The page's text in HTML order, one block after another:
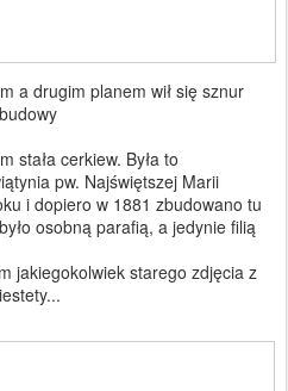
a drugim planem wił się sznur
stała cerkiew. Była to
pw. Najświętszej Marii
i dopiero w 1881 zbudowano tu
osobną parafią, a jedynie filią
jakiegokolwiek starego zdjęcia z